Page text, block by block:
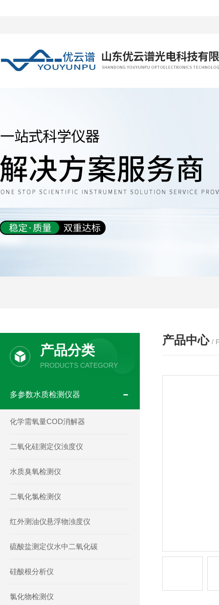
产品中心 /
产品分类
PRODUCTS CATEGORY
多参数水质检测仪器
化学需氧量COD消解器
二氧化硅测定仪浊度仪
水质臭氧检测仪
二氧化氯检测仪
红外测油仪悬浮物浊度仪
硫酸盐测定仪水中二氧化碳
硅酸根分析仪
氯化物检测仪